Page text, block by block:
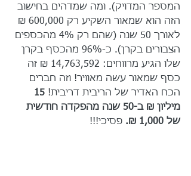
המספר המדויק). ומה שמדהים בחישוב
הזה הוא שמאור השקיע רק 600,000 ₪
לאורך 50 שנה (שהם רק 4% מהכספים
הצבורים בקרן). כ-96% מהכסף בקרן
שלו הגיע מרווחים: 14,763,592 ₪ זה
כסף שמאור עשה מאוויר! וזה חברים
הכח האדיר של הריבית דריבית!
מיליון ₪ ב-50 שנה מהפקדה חודשית
של 1,000 ₪.
פסיכי!!!